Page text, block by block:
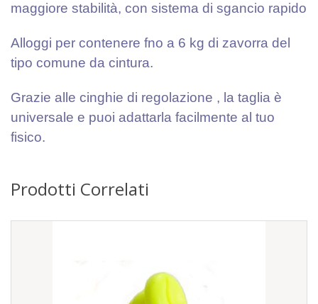
maggiore stabilità, con sistema di sgancio rapido
Alloggi per contenere fno a 6 kg di zavorra del
tipo comune da cintura.
Grazie alle cinghie di regolazione , la taglia è
universale e puoi adattarla facilmente al tuo
fisico.
Prodotti Correlati